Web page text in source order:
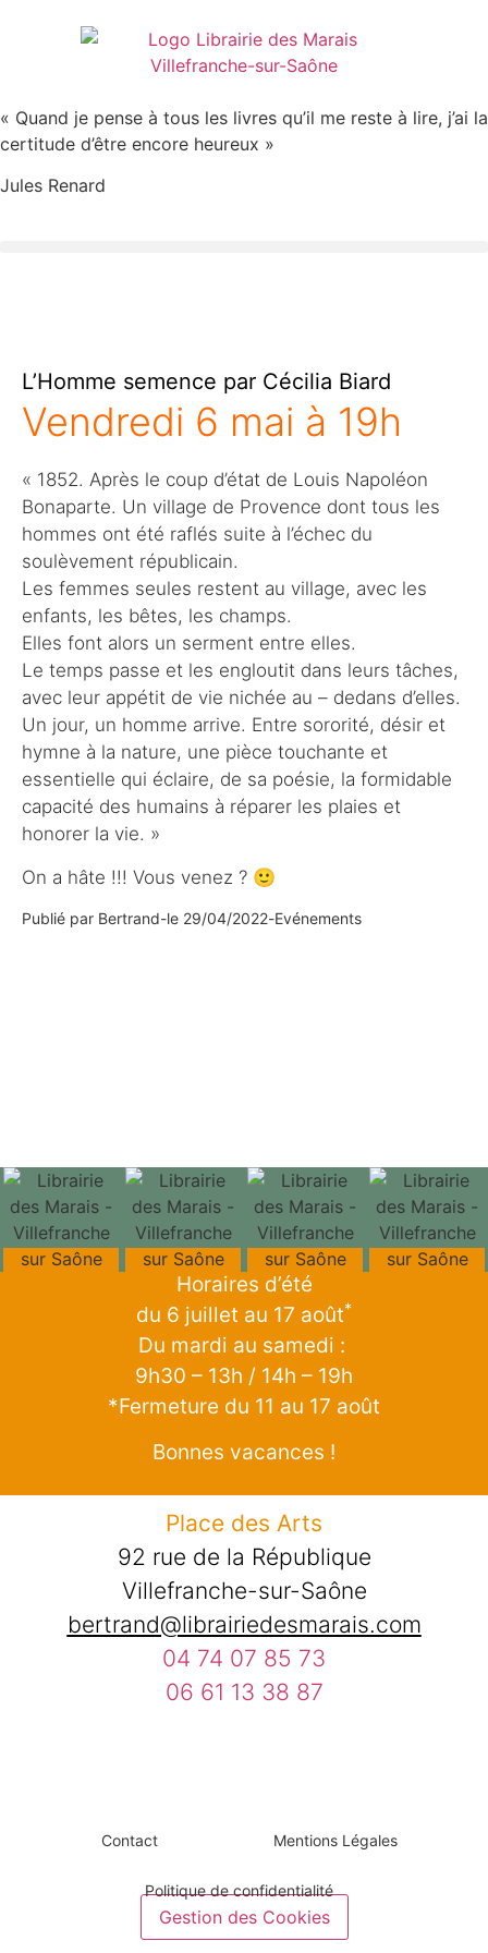
« Quand je pense à tous les livres qu’il me reste à lire, j’ai la
certitude d’être encore heureux »
Jules Renard
L’Homme semence par Cécilia Biard
Vendredi 6 mai à 19h
« 1852. Après le coup d’état de Louis Napoléon
Bonaparte. Un village de Provence dont tous les
hommes ont été raflés suite à l’échec du
soulèvement républicain.
Les femmes seules restent au village, avec les
enfants, les bêtes, les champs.
Elles font alors un serment entre elles.
Le temps passe et les engloutit dans leurs tâches,
avec leur appétit de vie nichée au – dedans d’elles.
Un jour, un homme arrive. Entre sororité, désir et
hymne à la nature, une pièce touchante et
essentielle qui éclaire, de sa poésie, la formidable
capacité des humains à réparer les plaies et
honorer la vie. »
On a hâte !!! Vous venez ? 🙂
Publié par Bertrand-le 29/04/2022-Evénements
Horaires d’été
du 6 juillet au 17 août*
Du mardi au samedi :
9h30 – 13h / 14h – 19h
*Fermeture du 11 au 17 août
Bonnes vacances !
Place des Arts
92 rue de la République
Villefranche-sur-Saône
bertrand@librairiedesmarais.com
04 74 07 85 73
06 61 13 38 87
Contact Mentions Légales
Politique de confidentialité
Gestion des Cookies